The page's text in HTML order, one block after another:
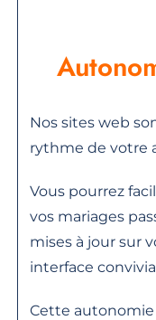
Nos sites web
rythme de votre
Vous pourrez
vos mariages
mises à jour sur
interface
Cette